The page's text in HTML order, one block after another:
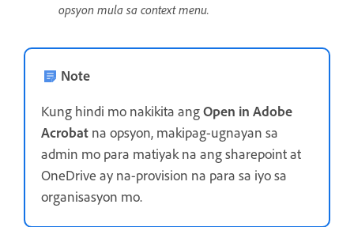
opsyon mula sa context menu.
Note
Kung hindi mo nakikita angOpen in Adobe
Acrobat na opsyon, makipag-ugnayan sa
admin mo para matiyak na ang sharepoint at
OneDrive ay na-provision na para sa iyo sa
organisasyon mo.